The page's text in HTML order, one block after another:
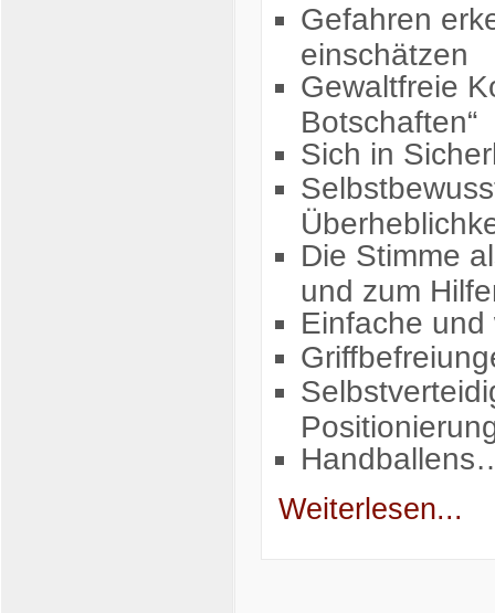
Gefahren
einschätzen
Gewaltfreie
Botschaften“
Sich in
Die Stimme
und zum
Einfache
Weiterlesen...